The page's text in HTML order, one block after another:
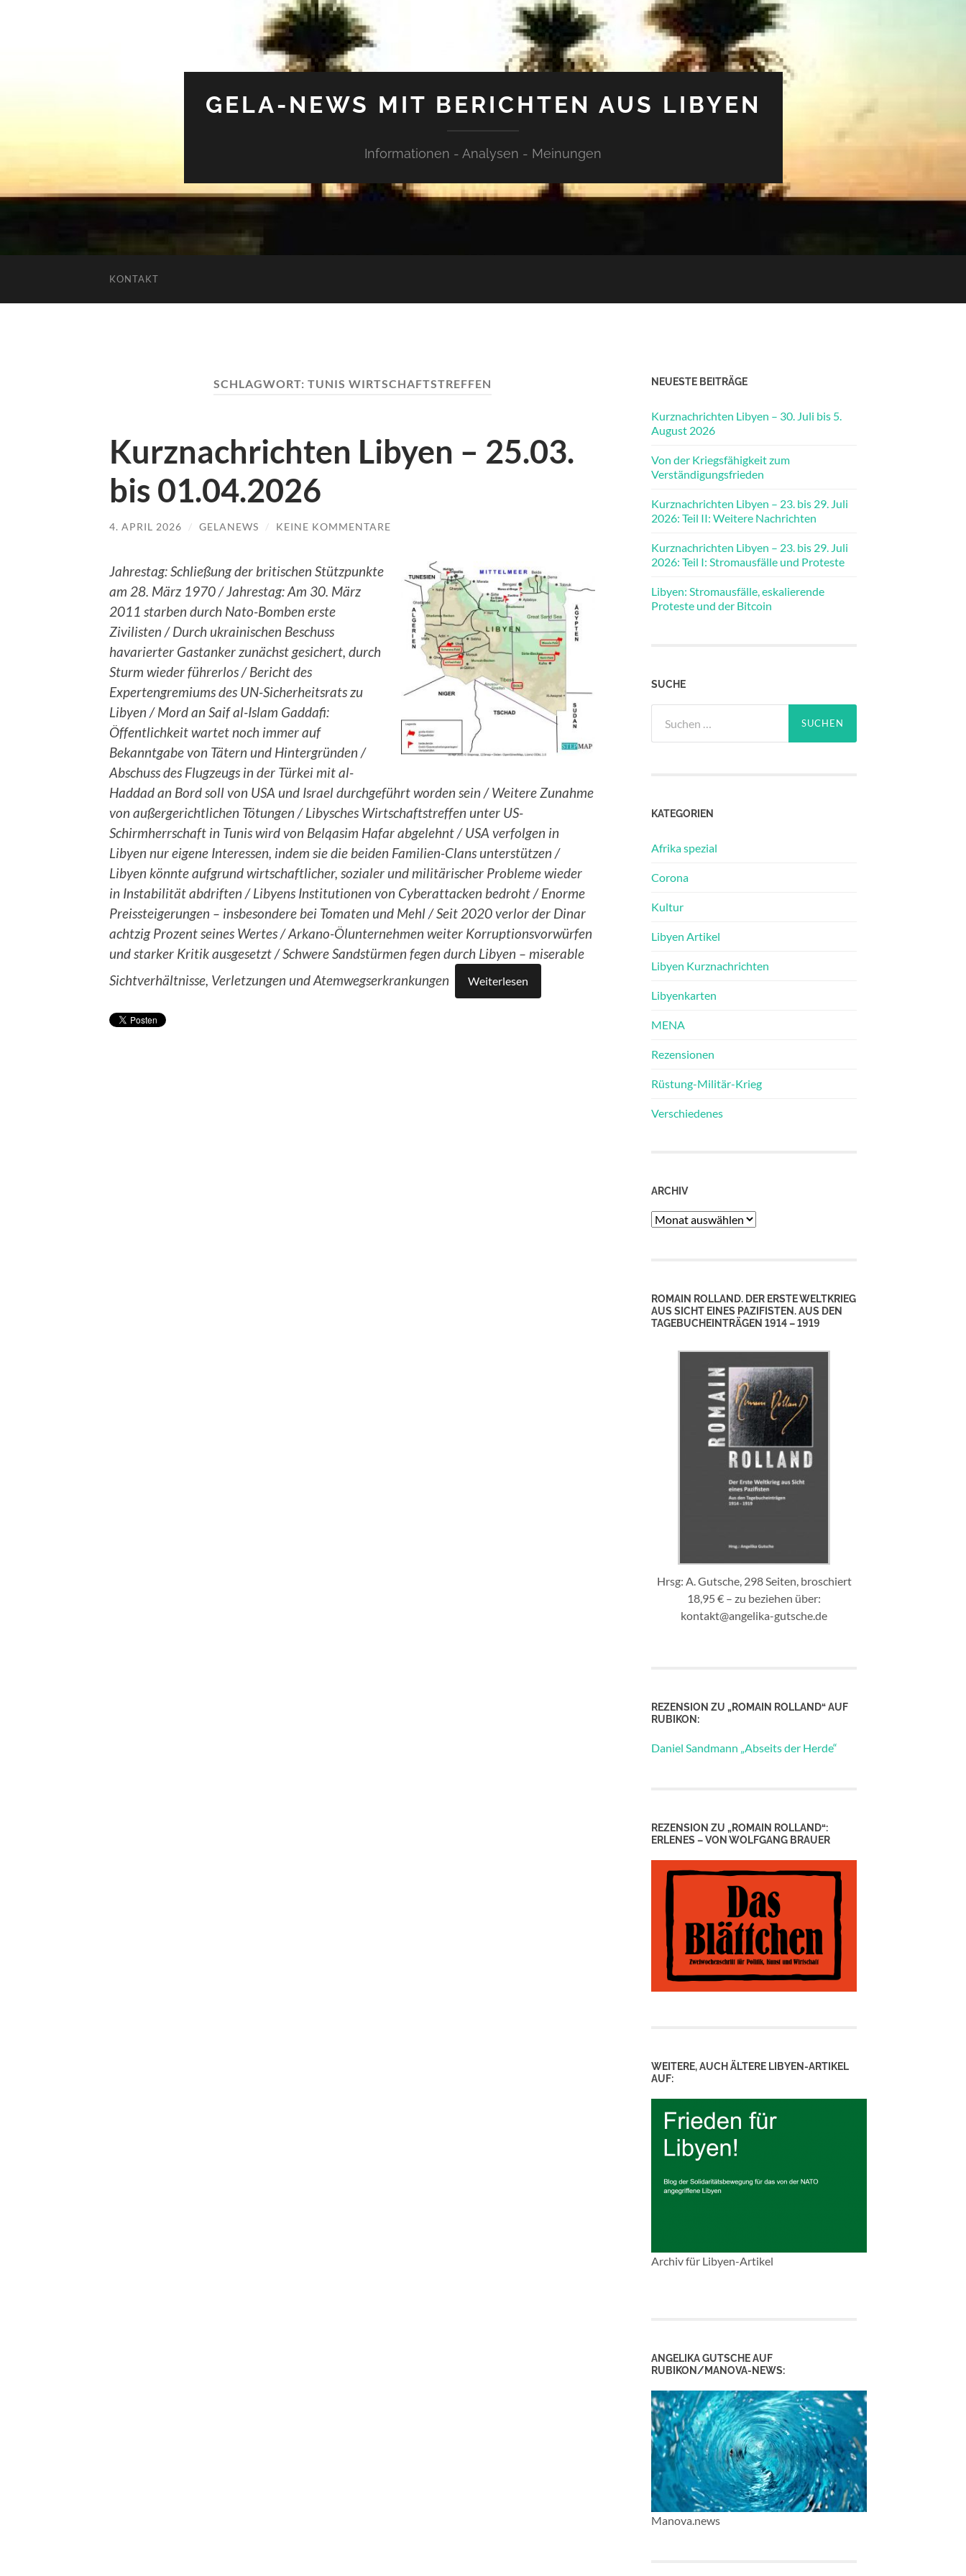
GELA-NEWS MIT BERICHTEN AUS LIBYEN
Informationen - Analysen - Meinungen
KONTAKT
SCHLAGWORT: TUNIS WIRTSCHAFTSTREFFEN
Kurznachrichten Libyen – 25.03.
bis 01.04.2026
4. APRIL 2026 / GELANEWS / KEINE KOMMENTARE
Jahrestag: Schließung der britischen Stützpunkte
am 28. März 1970 / Jahrestag: Am 30. März
2011 starben durch Nato-Bomben erste
Zivilisten / Durch ukrainischen Beschuss
havarierter Gastanker zunächst gesichert, durch
Sturm wieder führerlos / Bericht des
Expertengremiums des UN-Sicherheitsrats zu
Libyen / Mord an Saif al-Islam Gaddafi:
Öffentlichkeit wartet noch immer auf
Bekanntgabe von Tätern und Hintergründen /
Abschuss des Flugzeugs in der Türkei mit al-
Haddad an Bord soll von USA und Israel durchgeführt worden sein / Weitere Zunahme
von außergerichtlichen Tötungen / Libysches Wirtschaftstreffen unter US-
Schirmherrschaft in Tunis wird von Belqasim Hafar abgelehnt / USA verfolgen in
Libyen nur eigene Interessen, indem sie die beiden Familien-Clans unterstützen /
Libyen könnte aufgrund wirtschaftlicher, sozialer und militärischer Probleme wieder
in Instabilität abdriften / Libyens Institutionen von Cyberattacken bedroht / Enorme
Preissteigerungen – insbesondere bei Tomaten und Mehl / Seit 2020 verlor der Dinar
achtzig Prozent seines Wertes / Arkano-Ölunternehmen weiter Korruptionsvorwürfen
und starker Kritik ausgesetzt / Schwere Sandstürmen fegen durch Libyen – miserable
Sichtverhältnisse, Verletzungen und Atemwegserkrankungen
Weiterlesen
NEUESTE BEITRÄGE
Kurznachrichten Libyen – 30. Juli bis 5.
August 2026
Von der Kriegsfähigkeit zum
Verständigungsfrieden
Kurznachrichten Libyen – 23. bis 29. Juli
2026: Teil II: Weitere Nachrichten
Kurznachrichten Libyen – 23. bis 29. Juli
2026: Teil I: Stromausfälle und Proteste
Libyen: Stromausfälle, eskalierende
Proteste und der Bitcoin
SUCHE
nach:
KATEGORIEN
Afrika spezial
Corona
Kultur
Libyen Artikel
Libyen Kurznachrichten
Libyenkarten
MENA
Rezensionen
Rüstung-Militär-Krieg
Verschiedenes
ARCHIV
Archiv
ROMAIN ROLLAND. DER ERSTE WELTKRIEG
AUS SICHT EINES PAZIFISTEN. AUS DEN
TAGEBUCHEINTRÄGEN 1914 – 1919
Hrsg: A. Gutsche, 298 Seiten, broschiert
18,95 € – zu beziehen über:
kontakt@angelika-gutsche.de
REZENSION ZU „ROMAIN ROLLAND“ AUF
RUBIKON:
Daniel Sandmann „Abseits der Herde“
REZENSION ZU „ROMAIN ROLLAND“:
ERLENES – VON WOLFGANG BRAUER
WEITERE, AUCH ÄLTERE LIBYEN-ARTIKEL
AUF:
Archiv für Libyen-Artikel
ANGELIKA GUTSCHE AUF
RUBIKON/MANOVA-NEWS:
Manova.news